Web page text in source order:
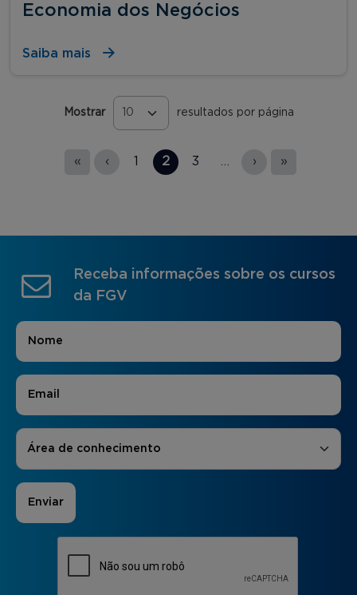
Economia dos Negócios
Saiba mais
Mostrar resultados por página
« ‹ 1 2 3 › »
Receba informações sobre os cursos
da FGV
Nome
E-mail
Áreas de Interesse
Área de conhecimento